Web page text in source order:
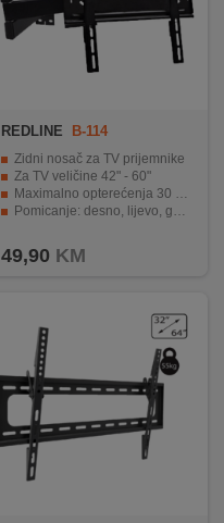
REDLINE B-114
Zidni nosač za TV prijemnike
Za TV veličine 42" - 60"
Maximalno opterećenja 30 kg.
Pomicanje: desno, lijevo, gore dole
49,90 KM